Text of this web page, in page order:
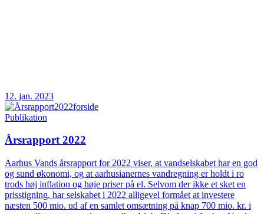
12. jan. 2023
Publikation
Årsrapport 2022
Aarhus Vands årsrapport for 2022 viser, at vandselskabet har en god
og sund økonomi, og at aarhusianernes vandregning er holdt i ro
trods høj inflation og høje priser på el. Selvom der ikke et sket en
prisstigning, har selskabet i 2022 alligevel formået at investere
næsten 500 mio. ud af en samlet omsætning på knap 700 mio. kr. i